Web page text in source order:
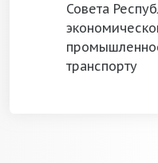
Совета
транспорту